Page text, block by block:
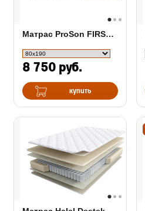
Матрас ProSon FIRST 500 Flat M
8 750 руб.
купить